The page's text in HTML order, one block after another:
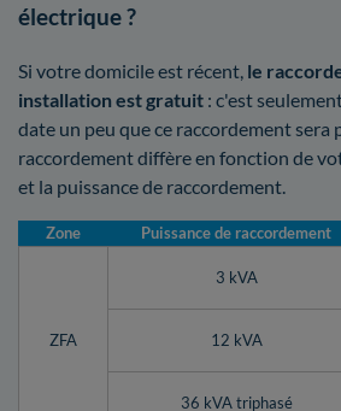
électrique ?
Si votre domicile est récent, le
installation est gratuit : c'est
date un peu que ce raccordement sera
raccordement diffère en fonction de
et la puissance de raccordement.
Zone Puissance de raccordement
ZFA
3 kVA
12 kVA
36 kVA triphasé